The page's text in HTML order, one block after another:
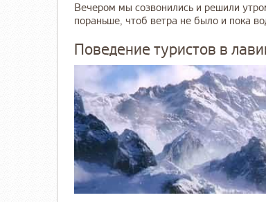
Вечером мы созвонились и решили
пораньше, чтоб ветра не было и пока
Поведение туристов в